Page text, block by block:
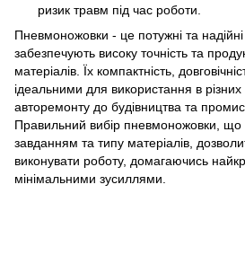
ризик травм під час роботи.
Пневмоножовки - це потужні та
забезпечують високу точність та
матеріалів. Їх компактність,
ідеальними для використання в різних
авторемонту до будівництва та
Правильний вибір пневмоножовки, що
завданням та типу матеріалів,
виконувати роботу, домагаючись
мінімальними зусиллями.